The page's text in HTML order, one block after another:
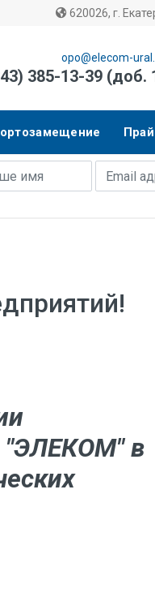
620026, г.
opo@elecom-
385-13-39 (доб.
адрес
"ЭЛЕКОМ" в